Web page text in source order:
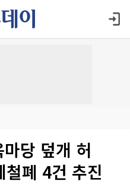
당 덮개 허
폐 4건 추진